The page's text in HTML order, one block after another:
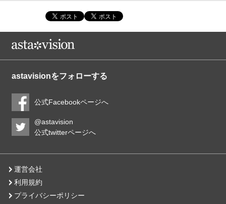
astavisionをフォローする
公式Facebookページへ
@astavision
公式twitterページへ
運営会社
利用規約
プライバシーポリシー